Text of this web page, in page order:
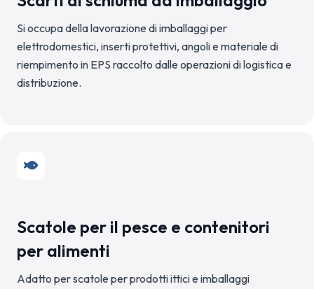
Si occupa della lavorazione di imballaggi per
elettrodomestici, inserti protettivi, angoli e materiale di
riempimento in EPS raccolto dalle operazioni di logistica e
distribuzione.
Scatole per il pesce e contenitori
per alimenti
Adatto per scatole per prodotti ittici e imballaggi